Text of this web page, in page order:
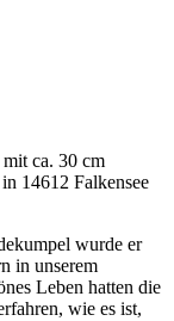
ca. 30 cm
14612 Falkensee
wurde er
in unserem
Leben hatten die
wie es ist,